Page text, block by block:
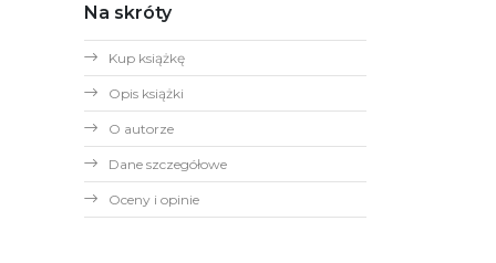
Na skróty
Kup książkę
Opis książki
O autorze
Dane szczegółowe
Oceny i opinie